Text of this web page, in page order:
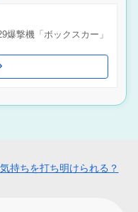
爆撃機「ボックスカー」
持ちを打ち明けられる？